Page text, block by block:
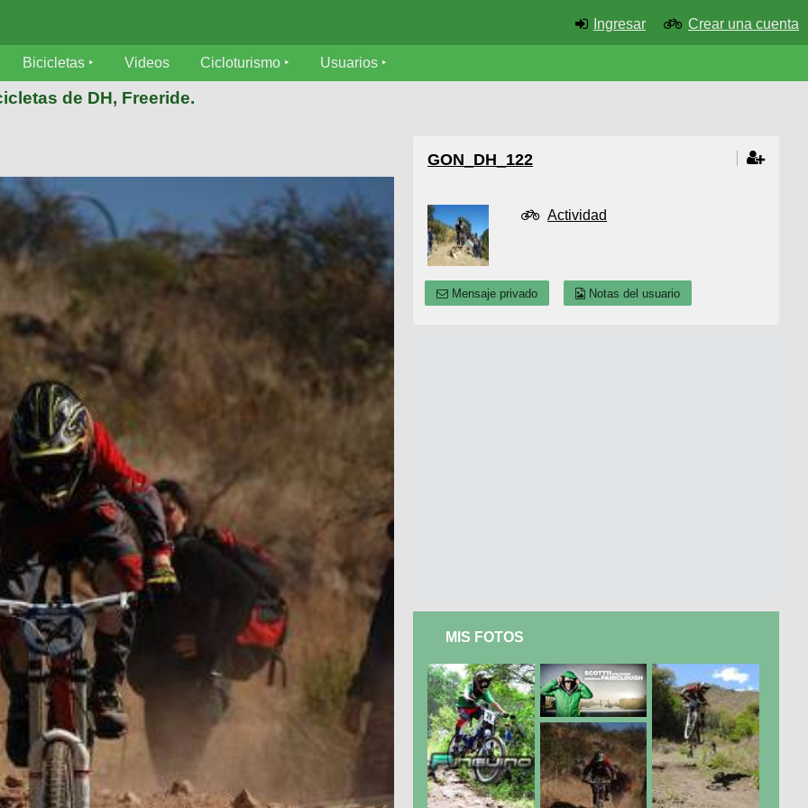
Ingresar Crear una cuenta
Bicicletas Videos Cicloturismo Usuarios
de DH, Freeride.
GON_DH_122
Actividad
Mensaje privado Notas del usuario
MIS FOTOS